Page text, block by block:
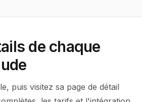
de chaque
puis visitez sa page de détail